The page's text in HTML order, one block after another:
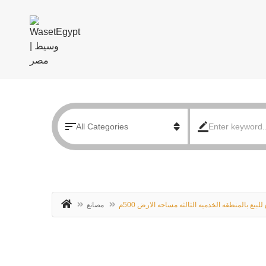
مصانع بالمنطقه الخدميه الثالثه مساحه الارض 500م